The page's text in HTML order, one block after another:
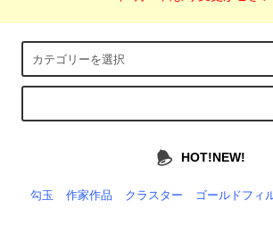
HOT!NEW!
勾玉 作家作品 クラスター ゴールドフィ